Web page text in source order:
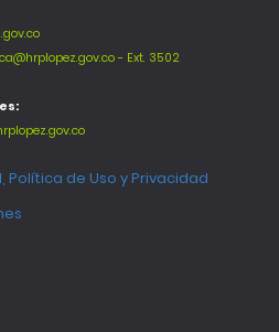
- Ext. 3502
Política de Uso y Privacidad